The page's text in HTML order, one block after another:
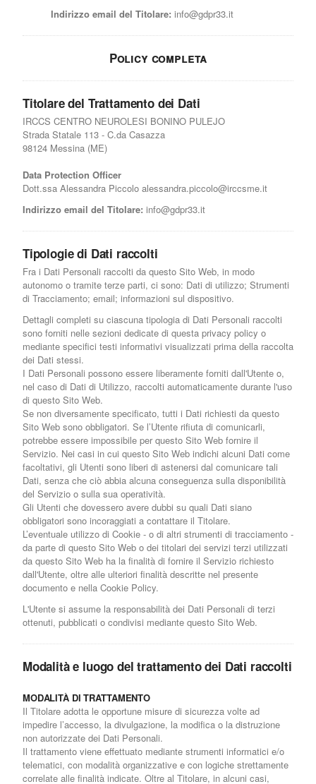
Indirizzo email del Titolare: info@gdpr33.it
Policy completa
Titolare del Trattamento dei Dati
IRCCS CENTRO NEUROLESI BONINO PULEJO
Strada Statale 113 - C.da Casazza
98124 Messina (ME)
Data Protection Officer
Dott.ssa Alessandra Piccolo alessandra.piccolo@irccsme.it
Indirizzo email del Titolare: info@gdpr33.it
Tipologie di Dati raccolti
Fra i Dati Personali raccolti da questo Sito Web, in modo
autonomo o tramite terze parti, ci sono: Dati di utilizzo; Strumenti
di Tracciamento; email; informazioni sul dispositivo.
Dettagli completi su ciascuna tipologia di Dati Personali raccolti
sono forniti nelle sezioni dedicate di questa privacy policy o
mediante specifici testi informativi visualizzati prima della raccolta
dei Dati stessi.
I Dati Personali possono essere liberamente forniti dall'Utente o,
nel caso di Dati di Utilizzo, raccolti automaticamente durante l'uso
di questo Sito Web.
Se non diversamente specificato, tutti i Dati richiesti da questo
Sito Web sono obbligatori. Se l’Utente rifiuta di comunicarli,
potrebbe essere impossibile per questo Sito Web fornire il
Servizio. Nei casi in cui questo Sito Web indichi alcuni Dati come
facoltativi, gli Utenti sono liberi di astenersi dal comunicare tali
Dati, senza che ciò abbia alcuna conseguenza sulla disponibilità
del Servizio o sulla sua operatività.
Gli Utenti che dovessero avere dubbi su quali Dati siano
obbligatori sono incoraggiati a contattare il Titolare.
L’eventuale utilizzo di Cookie - o di altri strumenti di tracciamento -
da parte di questo Sito Web o dei titolari dei servizi terzi utilizzati
da questo Sito Web ha la finalità di fornire il Servizio richiesto
dall'Utente, oltre alle ulteriori finalità descritte nel presente
documento e nella Cookie Policy.
L'Utente si assume la responsabilità dei Dati Personali di terzi
ottenuti, pubblicati o condivisi mediante questo Sito Web.
Modalità e luogo del trattamento dei Dati raccolti
MODALITÀ DI TRATTAMENTO
Il Titolare adotta le opportune misure di sicurezza volte ad
impedire l’accesso, la divulgazione, la modifica o la distruzione
non autorizzate dei Dati Personali.
Il trattamento viene effettuato mediante strumenti informatici e/o
telematici, con modalità organizzative e con logiche strettamente
correlate alle finalità indicate. Oltre al Titolare, in alcuni casi,